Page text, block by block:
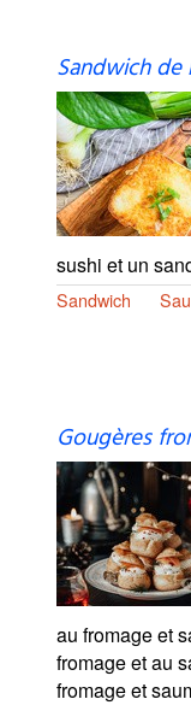
Sandwich
sushi et un
Sandwich
Gougères
au fromage et
fromage et au
fromage et